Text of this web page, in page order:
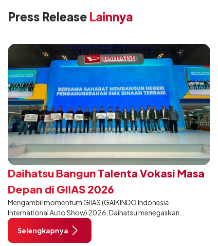
Press Release Lainnya
Daihatsu Bangun Talenta Vokasi Masa
Depan di GIIAS 2026
Mengambil momentum GIIAS (GAIKINDO Indonesia
International Auto Show) 2026, Daihatsu menegaskan
komitmennya dalam meningkatkan kualitas SDM (Sumber Daya
Manusia) melalui pendidikan vokasi bertema “Bersama Sahabat
Membangun Negeri”. Komitmen ini diwujudkan melalui ajang
Selengkapnya